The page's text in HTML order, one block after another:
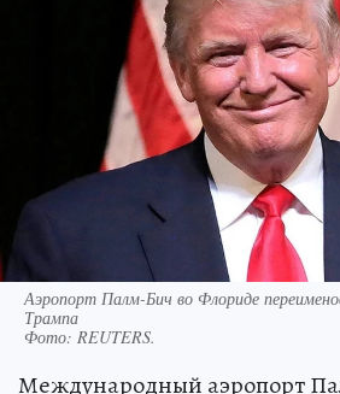
Аэропорт Палм-Бич во Флориде
Трампа
Фото: REUTERS.
Международный аэропорт